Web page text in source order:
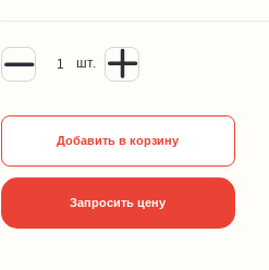
шт.
Добавить в корзину
Запросить цену